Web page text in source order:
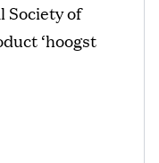
Society of
‘hoogst